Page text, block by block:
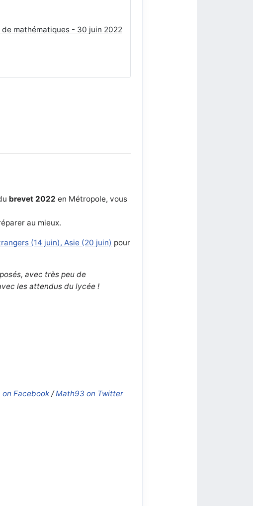
mathématiques - 30 juin 2022
brevet 2022en Métropole, vous
au mieux.
(14 juin), Asie (20 juin) pour
avec très peu de
les attendus du lycée !
Facebook/Math93 on Twitter